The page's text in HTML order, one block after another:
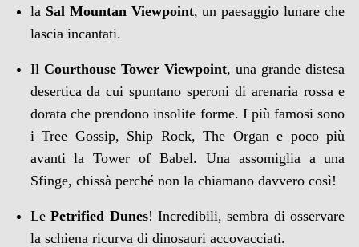
la Sal Mountan Viewpoint, un paesaggio lunare che
lascia incantati.
Il Courthouse Tower Viewpoint, una grande distesa
desertica da cui spuntano speroni di arenaria rossa e
dorata che prendono insolite forme. I più famosi sono
i Tree Gossip, Ship Rock, The Organ e poco più
avanti la Tower of Babel. Una assomiglia a una
Sfinge, chissà perché non la chiamano davvero così!
LePetrified Dunes! Incredibili, sembra di osservare
la schiena ricurva di dinosauri accovacciati.